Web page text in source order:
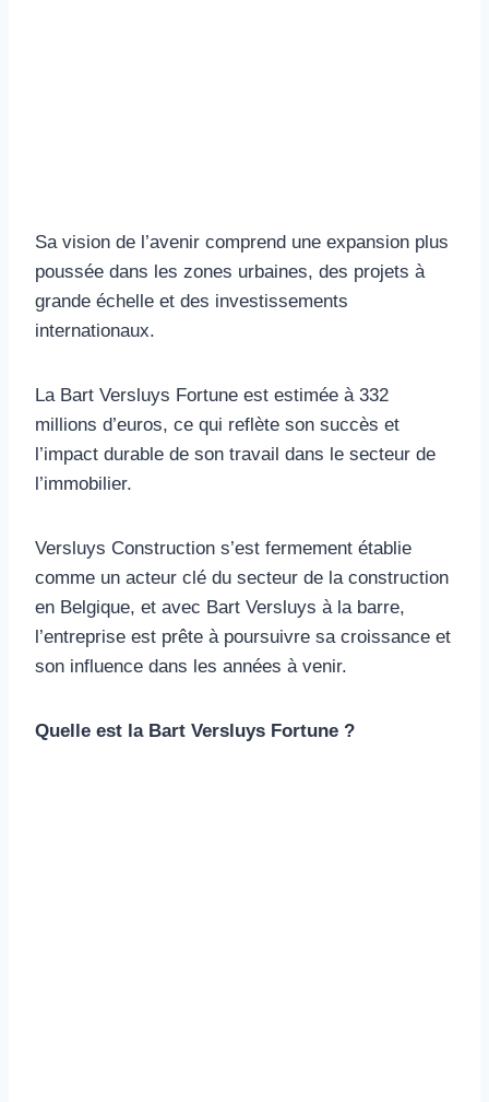
Sa vision de l’avenir comprend une expansion plus
poussée dans les zones urbaines, des projets à
grande échelle et des investissements
internationaux.
La Bart Versluys Fortune est estimée à 332
millions d’euros, ce qui reflète son succès et
l’impact durable de son travail dans le secteur de
l’immobilier.
Versluys Construction s’est fermement établie
comme un acteur clé du secteur de la construction
en Belgique, et avec Bart Versluys à la barre,
l’entreprise est prête à poursuivre sa croissance et
son influence dans les années à venir.
Quelle est la Bart Versluys Fortune ?